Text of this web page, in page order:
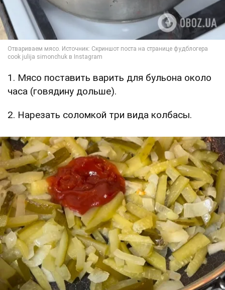
1. Мясо поставить варить для бульона около
часа (говядину дольше).
2. Нарезать соломкой три вида колбасы.